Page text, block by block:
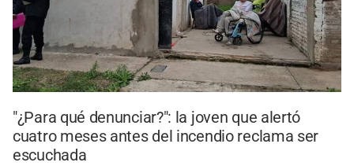
"¿Para qué denunciar?": la joven que alertó
cuatro meses antes del incendio reclama ser
escuchada